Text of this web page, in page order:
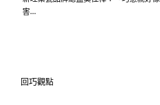
害…
回巧觀點